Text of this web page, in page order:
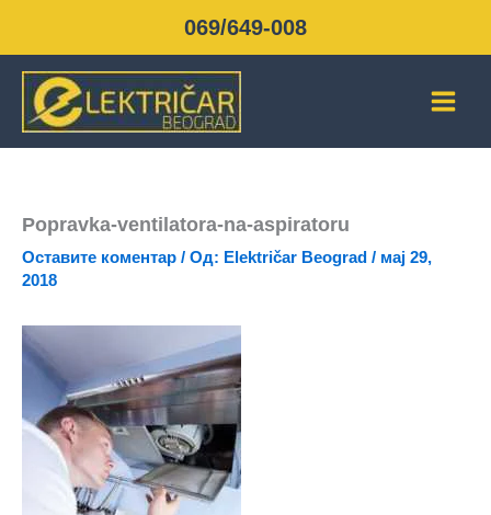
069/649-008
Popravka-ventilatora-na-aspiratoru
Оставите коментар / Од: Električar Beograd / мај 29,
2018